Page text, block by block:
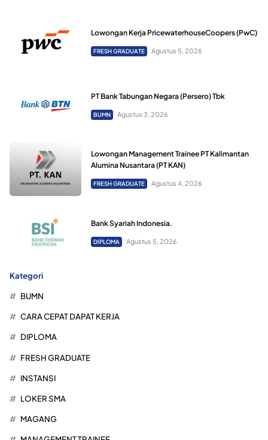
Lowongan Kerja PricewaterhouseCoopers (PwC)
FRESH GRADUATE Agustus 5, 2026
PT Bank Tabungan Negara (Persero) Tbk
BUMN Agustus 3, 2026
Lowongan Management Trainee PT Kalimantan
Alumina Nusantara (PT KAN)
FRESH GRADUATE Agustus 4, 2026
Bank Syariah Indonesia.
DIPLOMA Agustus 5, 2026
Kategori
BUMN
CARA CEPAT DAPAT KERJA
DIPLOMA
FRESH GRADUATE
INSTANSI
LOKER SMA
MAGANG